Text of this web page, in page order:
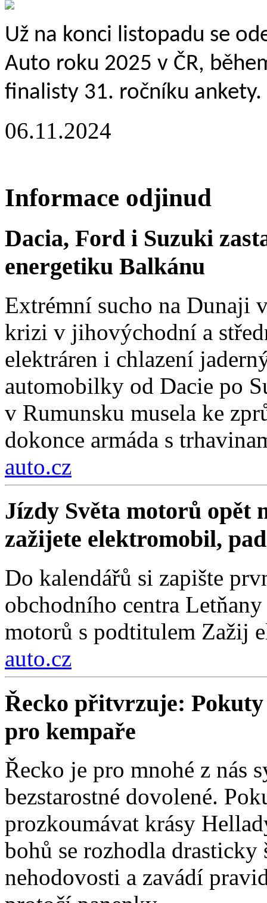
Už na konci listopadu se
Auto roku 2025 v ČR,
finalisty 31. ročníku ankety.
06.11.2024
Informace odjinud
Dacia, Ford i Suzuki
energetiku Balkánu
Extrémní sucho na Dunaji
krizi v jihovýchodní a
elektráren i chlazení
automobilky od Dacie po
v Rumunsku musela ke
dokonce armáda s
auto.cz
Jízdy Světa motorů opět
zažijete elektromobil,
Do kalendářů si zapište
obchodního centra
motorů s podtitulem Zažij
auto.cz
Řecko přitvrzuje: Pokuty
pro kempaře
Řecko je pro mnohé z nás
bezstarostné dovolené.
prozkoumávat krásy
bohů se rozhodla
nehodovosti a zavádí